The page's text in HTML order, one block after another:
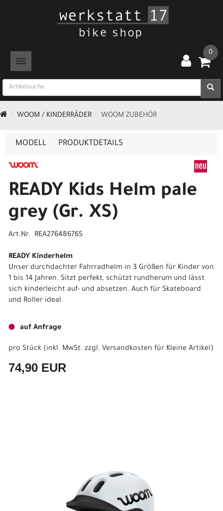
TOGGLE NAVIGATION
0
WOOM / KINDERRÄDER WOOM ZUBEHÖR
MODELL PRODUKTDETAILS
READY Kids Helm pale
grey (Gr. XS)
Art.Nr. REA27648676S
READY Kinderhelm
Unser durchdachter Fahrradhelm in 3 Größen für Kinder von
1 bis 14 Jahren. Sitzt perfekt, schützt rundherum und lässt
sich kinderleicht auf- und absetzen. Auch für Skateboard
und Roller ideal.
auf Anfrage
pro Stück (inkl. MwSt. zzgl. Versandkosten für Kleine Artikel)
74,90 EUR